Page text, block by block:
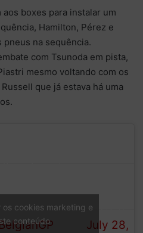
boxes para instalar um
Hamilton, Pérez e
na sequência.
com Tsunoda em pista,
mesmo voltando com os
que já estava há uma
out on track 1 (@F1)
July 28,
cookies marketing e
conteúdo